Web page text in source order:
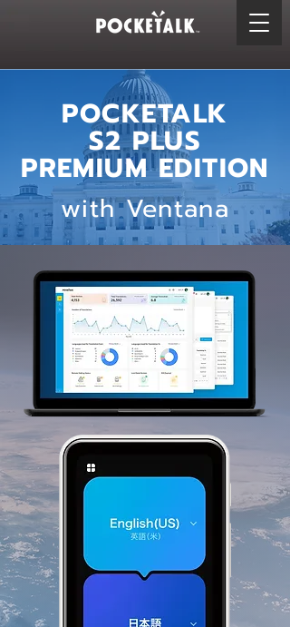
POCKETALK
S2 PLUS
​PREMIUM EDITION
with Ventana